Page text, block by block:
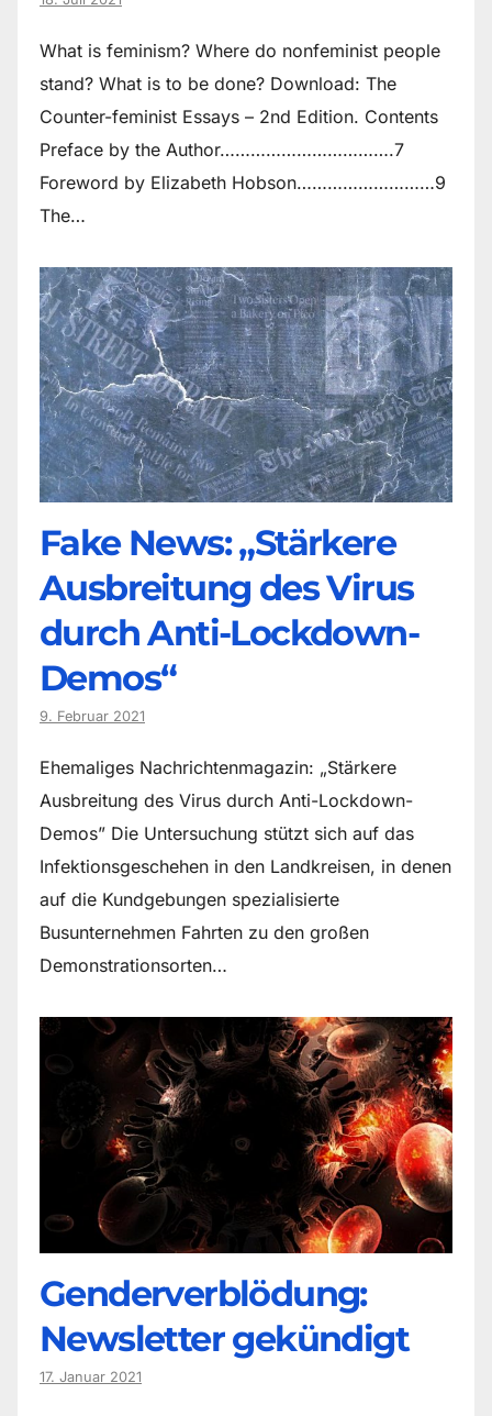
What is feminism? Where do non­feminist people
stand? What is to be done? Download: The
Counter-feminist Essays – 2nd Edition. Contents
Preface by the Author…………………………….7
Foreword by Elizabeth Hobson………………………9
The…
Fake News: „Stärkere
Ausbreitung des Virus
durch Anti-Lockdown-
Demos“
9. Februar 2021
Ehemaliges Nachrichtenmagazin: „Stärkere
Ausbreitung des Virus durch Anti-Lockdown-
Demos” Die Untersuchung stützt sich auf das
Infektionsgeschehen in den Landkreisen, in denen
auf die Kundgebungen spezialisierte
Busunternehmen Fahrten zu den großen
Demonstrationsorten…
Genderverblödung:
Newsletter gekündigt
17. Januar 2021